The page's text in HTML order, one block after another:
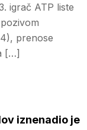
igrač ATP liste
prenose
[…]
iznenadio je